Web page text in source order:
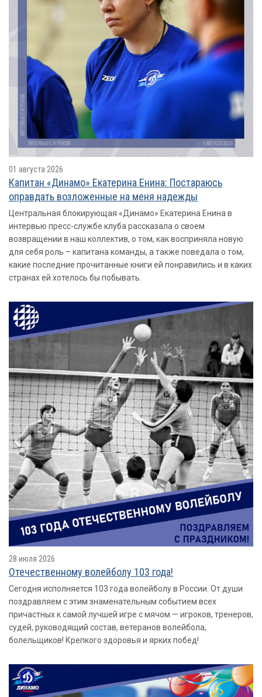
01 августа 2026
Капитан «Динамо» Екатерина Енина: Постараюсь
оправдать возложенные на меня надежды
Центральная блокирующая «Динамо» Екатерина Енина в
интервью пресс-службе клуба рассказала о своем
возвращении в наш коллектив, о том, как восприняла новую
для себя роль – капитана команды, а также поведала о том,
какие последние прочитанные книги ей понравились и в каких
странах ей хотелось бы побывать.
28 июля 2026
Отечественному волейболу 103 года!
Сегодня исполняется 103 года волейболу в России. От души
поздравляем с этим знаменательным событием всех
причастных к самой лучшей игре с мячом — игроков, тренеров,
судей, руководящий состав, ветеранов волейбола,
болельщиков! Крепкого здоровья и ярких побед!